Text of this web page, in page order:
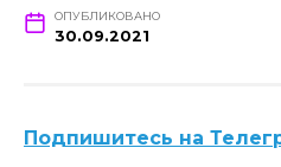
ОПУБЛИКОВАНО
30.09.2021
Подпишитесь на